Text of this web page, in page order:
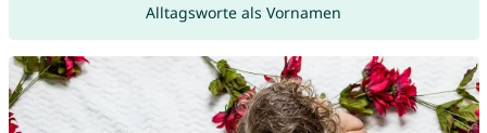
Alltagsworte als Vornamen